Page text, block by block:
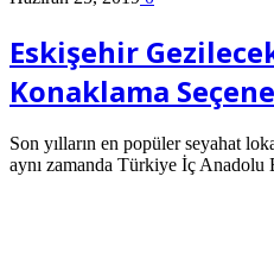
Eskişehir
Konaklama
Son yılların en popüler seyahat
aynı zamanda Türkiye İç